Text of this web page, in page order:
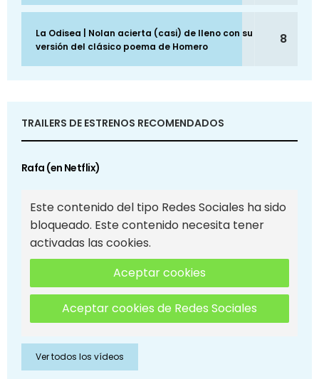
La Odisea | Nolan acierta (casi) de lleno con su
versión del clásico poema de Homero
8
TRAILERS DE ESTRENOS RECOMENDADOS
Rafa (en Netflix)
Este contenido del tipo Redes Sociales ha sido
bloqueado. Este contenido necesita tener
activadas las cookies.
Aceptar cookies
Aceptar cookies de Redes Sociales
Ver todos los vídeos